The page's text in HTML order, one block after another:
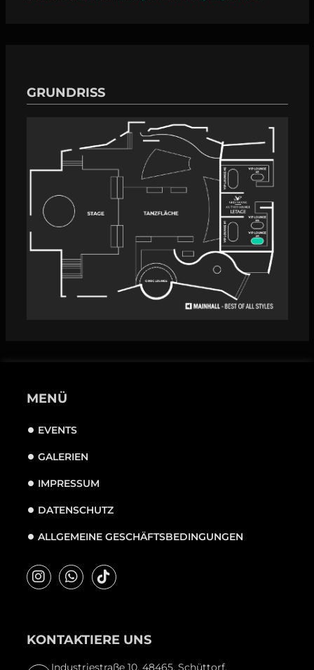
GRUNDRISS
MENÜ
EVENTS
GALERIEN
IMPRESSUM
DATENSCHUTZ
ALLGEMEINE GESCHÄFTSBEDINGUNGEN
KONTAKTIERE UNS
Industriestraße 10, 48465, Schüttorf,